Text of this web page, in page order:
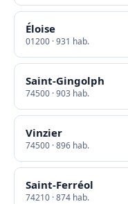
Éloise
01200 · 931 hab.
Saint-Gingolph
74500 · 903 hab.
Vinzier
74500 · 896 hab.
Saint-Ferréol
74210 · 874 hab.